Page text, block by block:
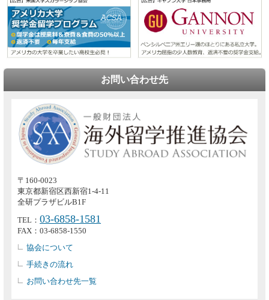
お問い合わせ先
〒160-0023
東京都新宿区西新宿1-4-11
全研プラザビルB1F
TEL：03-6858-1581
FAX：03-6858-1550
協会について
手続きの流れ
お問い合わせ先一覧